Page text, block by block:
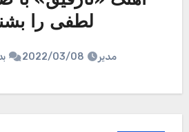
لطفی را
مدیر 2022/03/08